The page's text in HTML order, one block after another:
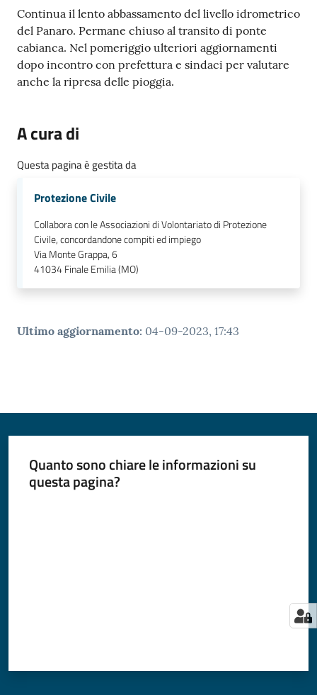
Tutti
gli
argomenti...
su
Contenuto
Continua il lento abbassamento del livello idrometrico
del Panaro. Permane chiuso al transito di ponte
cabianca. Nel pomeriggio ulteriori aggiornamenti
dopo incontro con prefettura e sindaci per valutare
anche la ripresa delle pioggia.
A cura di
Questa pagina è gestita da
Protezione Civile
Collabora con le Associazioni di Volontariato di Protezione
Civile, concordandone compiti ed impiego
Via Monte Grappa, 6
41034Finale Emilia (MO)
Ultimo aggiornamento: 04-09-2023, 17:43
Quanto sono chiare le informazioni su
questa pagina?